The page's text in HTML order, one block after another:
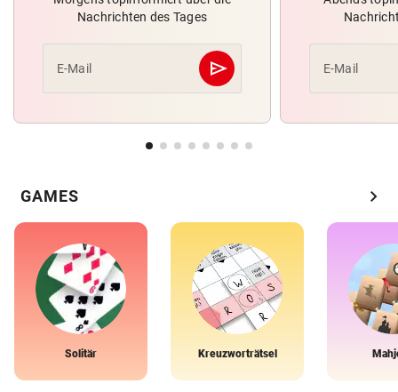
Nachrichten des Tages
E-Mail send
Abschicken E-Mail
GAMES chevron_right
Solitär Kreuzworträtsel